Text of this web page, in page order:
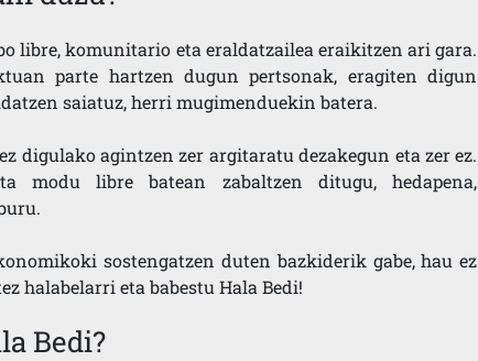
libre, komunitario eta eraldatzailea eraikitzen ari gara.
parte hartzen dugun pertsonak, eragiten digun
saiatuz, herri mugimenduekin batera.
digulako agintzen zer argitaratu dezakegun eta zer ez.
modu libre batean zabaltzen ditugu, hedapena,
sostengatzen duten bazkiderik gabe, hau ez
halabelarri eta babestu Hala Bedi!
Bedi?